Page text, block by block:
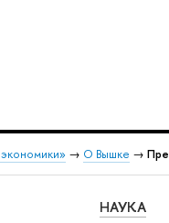
→ О Вышке →
НАУКА